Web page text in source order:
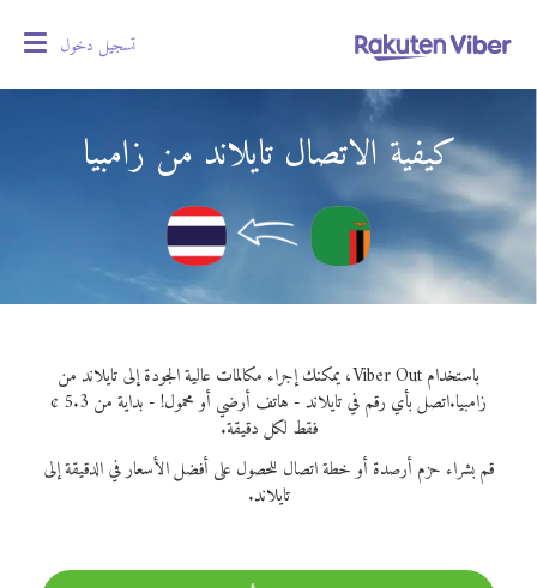
تسجيل دخول
كيفية الاتصال تايلاند من زامبيا
باستخدام Viber Out، يمكنك إجراء مكالمات عالية الجودة إلى تايلاند من
زامبيا.
اتصل بأي رقم في تايلاند - هاتف أرضي أو محمول! - بداية من 5.3 ¢
فقط لكل دقيقة.
قم بشراء حزم أرصدة أو خطة اتصال للحصول على أفضل الأسعار في الدقيقة إلى
تايلاند.